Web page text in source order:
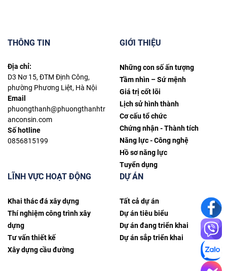
THÔNG TIN
Địa chỉ:
D3 Nơ 15, ĐTM Định Công,
phường Phương Liệt, Hà Nội
Email
phuongthanh@phuongthanhtr
anconsin.com
Số hotline
0856815199
GIỚI THIỆU
Những con số ấn tượng
Tầm nhìn – Sứ mệnh
Giá trị cốt lõi
Lịch sử hình thành
Cơ cấu tổ chức
Chứng nhận - Thành tích
Năng lực - Công nghệ
Hồ sơ năng lực
Tuyển dụng
LĨNH VỰC HOẠT ĐỘNG
Khai thác đá xây dựng
Thí nghiệm công trình xây
dựng
Tư vấn thiết kế
Xây dựng cầu đường
DỰ ÁN
Tất cả dự án
Dự án tiêu biểu
Dự án đang triển khai
Dự án sắp triển khai